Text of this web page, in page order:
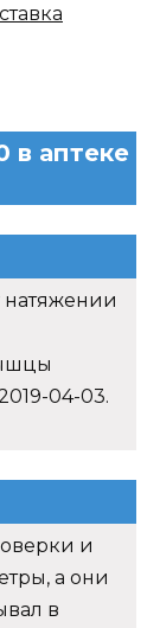
в аптеке
натяжении
04-03.
и
а они
в